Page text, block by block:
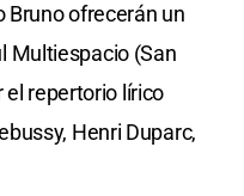
Bruno ofrecerán un
Multiespacio (San
el repertorio lírico
Henri Duparc,